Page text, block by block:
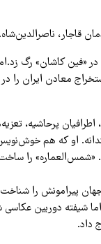
قاجار،
در «فین کاشان» رگ
معادن ایران را
اطرافیان پرحاشیه،
او که هم
را
پیرامونش را شناخت
شیفته دوربین
داد.